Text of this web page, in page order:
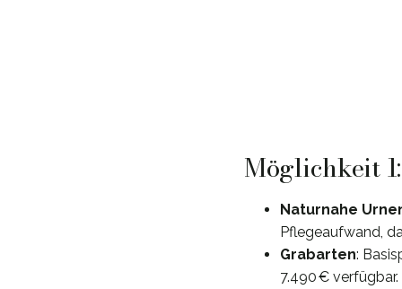
Möglichkeit
Naturnahe
Pflegeaufwand,
Grabarten:
7.490 € verfügbar.